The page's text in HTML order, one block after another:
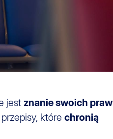
jest znanie swoich praw
które chronią